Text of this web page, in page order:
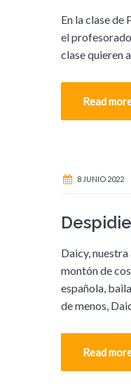
En la clase
el
clase quieren
Read
8 JUNIO 2022
Daicy,
montón de
española,
de menos,
Read